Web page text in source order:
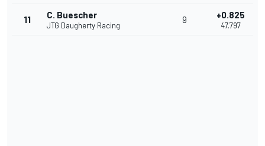
11 C. Buescher
JTG Daugherty Racing
9 +0.825
47.797